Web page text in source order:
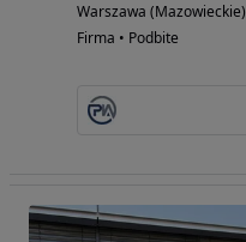
Warszawa (Mazowieckie)
Firma • Podbite